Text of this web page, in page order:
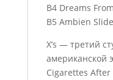
B4 Dreams
B5 Ambien Slide
X’s — третий
американской
Cigarettes